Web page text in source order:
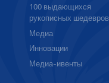
100 выдающихся
рукописных шедевров
Медиа
Инновации
Медиа-ивенты